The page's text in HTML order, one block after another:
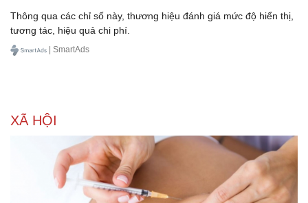
Thông qua các chỉ số này, thương hiệu đánh giá mức độ hiển thị,
tương tác, hiệu quả chi phí.
| SmartAds
XÃ HỘI